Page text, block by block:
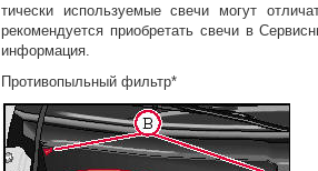
тически используемые свечи могут
рекомендуется приобретать свечи в
информация.
Противопыльный фильтр*